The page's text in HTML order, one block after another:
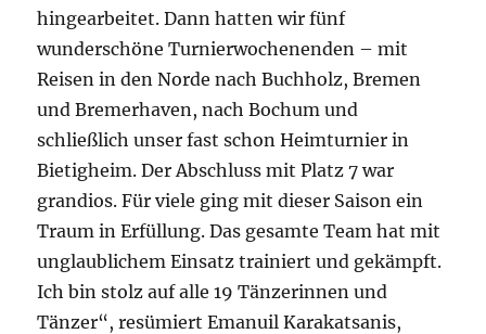
hingearbeitet. Dann hatten wir fünf
wunderschöne Turnierwochenenden – mit
Reisen in den Norde nach Buchholz, Bremen
und Bremerhaven, nach Bochum und
schließlich unser fast schon Heimturnier in
Bietigheim. Der Abschluss mit Platz 7 war
grandios. Für viele ging mit dieser Saison ein
Traum in Erfüllung. Das gesamte Team hat mit
unglaublichem Einsatz trainiert und gekämpft.
Ich bin stolz auf alle 19 Tänzerinnen und
Tänzer“, resümiert Emanuil Karakatsanis,